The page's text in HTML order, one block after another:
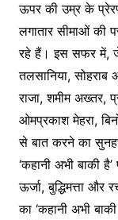
ऊपर की उम्र के
लगातार सीमाओं की
रहे हैं। इस सफर में,
तलसानिया,
राजा, शमीम अख्तर,
ओमप्रकाश मेहरा,
से बात करने का
‘कहानी अभी बाकी
ऊर्जा, बुद्धिमत्ता और
का ‘कहानी अभी